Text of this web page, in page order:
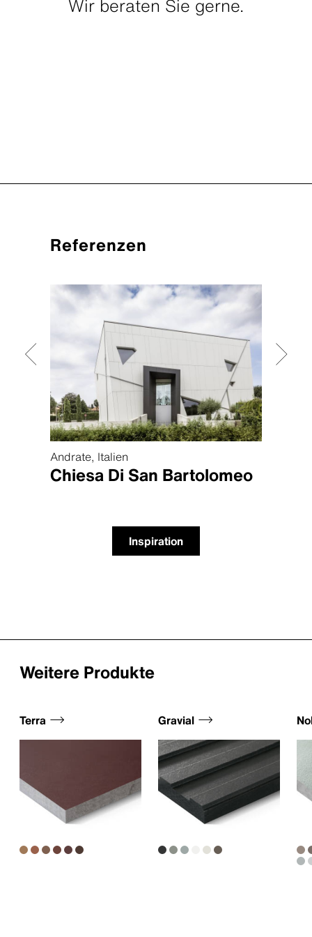
Wir beraten Sie gerne.
Referenzen
Andrate, Italien
Chiesa Di San Bartolomeo
Inspiration
Weitere Produkte
Terra Gravial